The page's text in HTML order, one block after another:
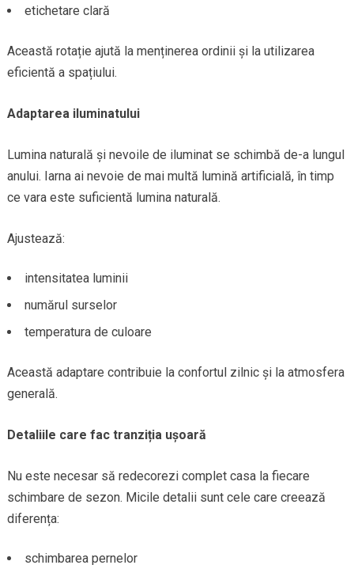
etichetare clară
Această rotație ajută la menținerea ordinii și la utilizarea
eficientă a spațiului.
Adaptarea iluminatului
Lumina naturală și nevoile de iluminat se schimbă de-a lungul
anului. Iarna ai nevoie de mai multă lumină artificială, în timp
ce vara este suficientă lumina naturală.
Ajustează:
intensitatea luminii
numărul surselor
temperatura de culoare
Această adaptare contribuie la confortul zilnic și la atmosfera
generală.
Detaliile care fac tranziția ușoară
Nu este necesar să redecorezi complet casa la fiecare
schimbare de sezon. Micile detalii sunt cele care creează
diferența:
schimbarea pernelor